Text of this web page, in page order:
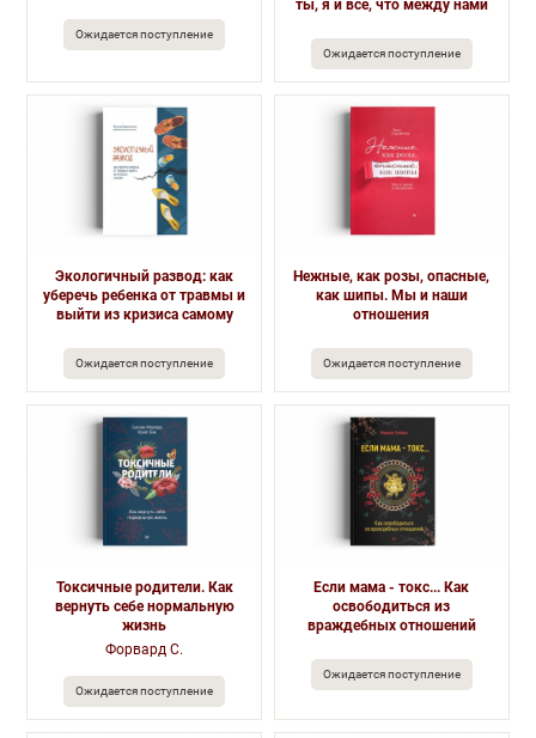
Ожидается поступление
ты, я и все, что между нами
Ожидается поступление
Экологичный развод: как
уберечь ребенка от травмы и
выйти из кризиса самому
Ожидается поступление
Нежные, как розы, опасные,
как шипы. Мы и наши
отношения
Ожидается поступление
Токсичные родители. Как
вернуть себе нормальную
жизнь
Форвард С.
Ожидается поступление
Если мама - токс... Как
освободиться из
враждебных отношений
Ожидается поступление